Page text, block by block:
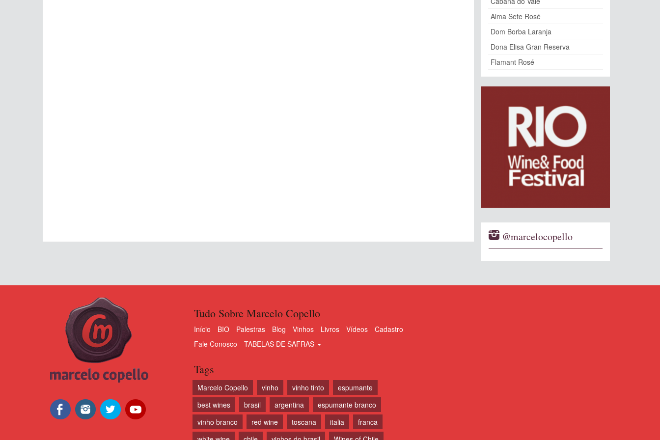
Alma Sete Rosé
Dom Borba Laranja
Dona Elisa Gran Reserva
Flamant Rosé
@marcelocopello
Tudo Sobre Marcelo Copello
Início BIO Palestras Blog Vinhos Livros Vídeos
Cadastro
Fale Conosco
TABELAS DE SAFRAS
Tags
Marcelo Copello vinho vinho tinto
espumante
best wines
brasil argentina
espumante branco
vinho branco
red wine toscana italia
franca